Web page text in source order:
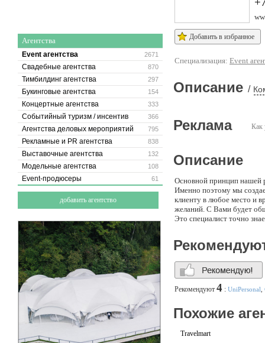
Агентства
2671
Event агентства
870
Свадебные агентства
297
Тимбилдинг агентства
154
Букинговые агентства
333
Концертные агентства
366
Событийный туризм / инсентив
795
Агентства деловых мероприятий
838
Рекламные и PR агентства
132
Выставочные агентства
108
Модельные агентства
61
Event-продюсеры
добавить агентство
Добавить в избранное
Специализация: Event
Описание /
Как
Реклама
Описание
Основной принцип нашей
Именно поэтому мы
клиенту в любое место и
желаний. С Вами будет
Это специалист точно
Рекомендуют 4 : UniPersonal
Похожие
Travelmart